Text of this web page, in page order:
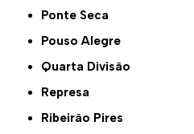
Ponte Seca
Pouso Alegre
Quarta Divisão
Represa
Ribeirão Pires